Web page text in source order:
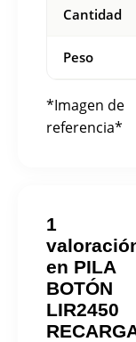
Cantidad
Peso
*Imagen de
referencia*
1
en PILA
BOTÓN
LIR2450